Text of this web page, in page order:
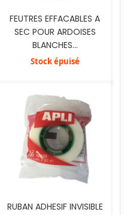
FEUTRES EFFACABLES A
SEC POUR ARDOISES
BLANCHES...
Stock épuisé
RUBAN ADHESIF INVISIBLE